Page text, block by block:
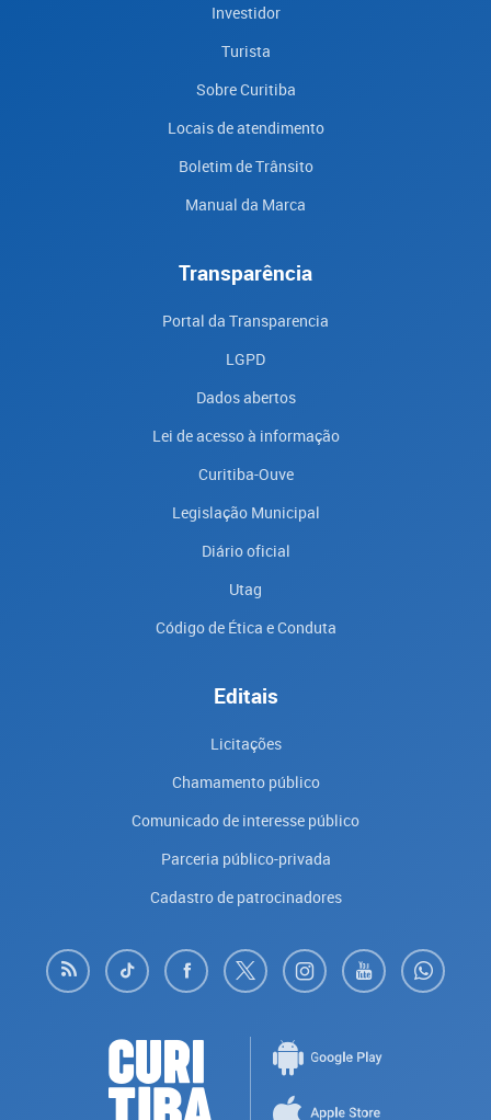
Investidor
Turista
Sobre Curitiba
Locais de atendimento
Boletim de Trânsito
Manual da Marca
Transparência
Portal da Transparencia
LGPD
Dados abertos
Lei de acesso à informação
Curitiba-Ouve
Legislação Municipal
Diário oficial
Utag
Código de Ética e Conduta
Editais
Licitações
Chamamento público
Comunicado de interesse público
Parceria público-privada
Cadastro de patrocinadores